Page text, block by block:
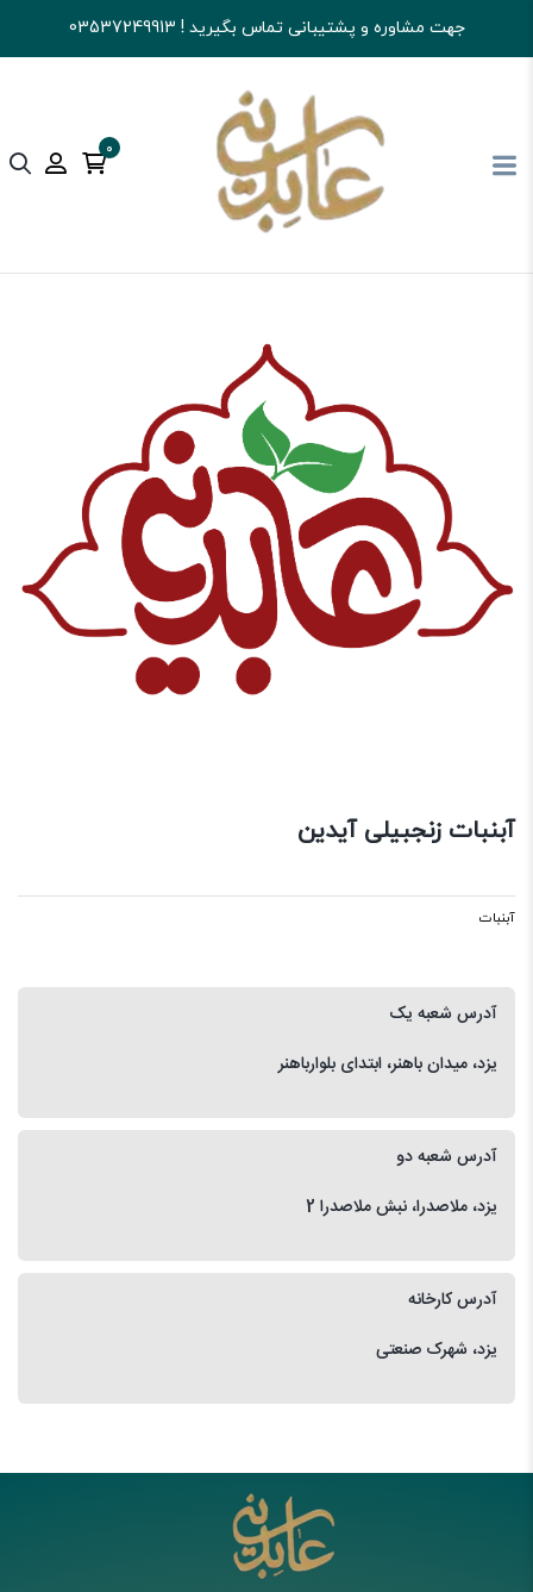
جهت مشاوره و پشتیبانی تماس بگیرید ! 03537249913
0
آجیل و خشکبار عابدینی شکلات آبنبات
آبنبات زنجبیلی آیدین
آبنبات
آدرس شعبه یک
یزد، میدان باهنر، ابتدای بلوارباهنر
آدرس شعبه دو
یزد، ملاصدرا، نبش ملاصدرا 2
آدرس کارخانه
یزد، شهرک صنعتی